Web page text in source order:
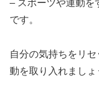
– スポーツや運動を
です。
自分の気持ちをリ
動を取り入れましょ